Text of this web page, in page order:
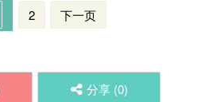
2 下一页
分享 (0)